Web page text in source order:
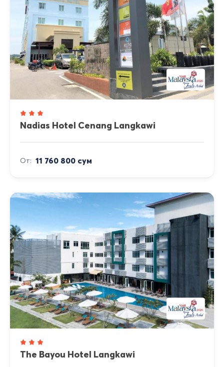
Nadias Hotel Cenang Langkawi
От: 11 760 800 сум
The Bayou Hotel Langkawi